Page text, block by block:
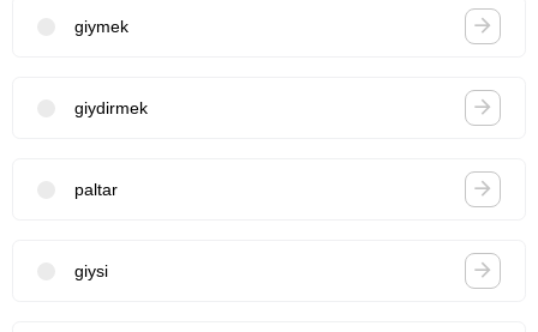
giymek
giydirmek
paltar
giysi